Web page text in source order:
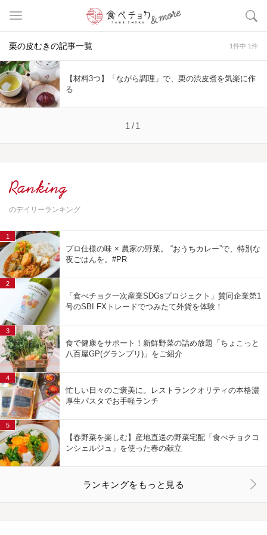
栗の皮むきの記事一覧 1件中 1件
【材料3つ】「ながら調理」で、栗の渋皮煮を気楽に作
る
1/1
Ranking
のデイリーランキング
プロ仕様の味 × 農家の野菜。 “おうちカレー”で、特別な
夜ごはんを。#PR
1
「食べチョク一次産業SDGsプロジェクト」賛同企業第1
号のSBI FXトレードでつみたて外貨を体験！
2
食で健康をサポート！新鮮野菜の詰め放題「ちょこっと
八百屋GP(グランプリ)」をご紹介
3
忙しい日々のご褒美に。レストランクオリティの本格濃
厚生パスタでお手軽ランチ
4
【春野菜を楽しむ】産地直送の野菜宅配「食べチョクコ
ンシェルジュ」を使った春の献立
5
ランキングをもっと見る